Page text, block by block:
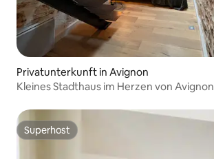
Privatunterkunft in Avignon
Kleines Stadthaus im Herzen von Avignon
Superhost
Superhost